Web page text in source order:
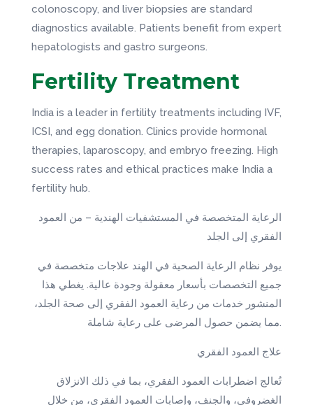
colonoscopy, and liver biopsies are standard
diagnostics available. Patients benefit from expert
hepatologists and gastro surgeons.
Fertility Treatment
India is a leader in fertility treatments including IVF,
ICSI, and egg donation. Clinics provide hormonal
therapies, laparoscopy, and embryo freezing. High
success rates and ethical practices make India a
fertility hub.
الرعاية المتخصصة في المستشفيات الهندية – من العمود
الفقري إلى الجلد
يوفر نظام الرعاية الصحية في الهند علاجات متخصصة في
جميع التخصصات بأسعار معقولة وجودة عالية. يغطي هذا
المنشور خدمات من رعاية العمود الفقري إلى صحة الجلد،
مما يضمن حصول المرضى على رعاية شاملة.
علاج العمود الفقري
تُعالج اضطرابات العمود الفقري، بما في ذلك الانزلاق
الغضروفي، والجنف، وإصابات العمود الفقري، من خلال